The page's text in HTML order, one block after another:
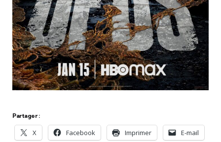
Partager :
X Facebook Imprimer E-mail